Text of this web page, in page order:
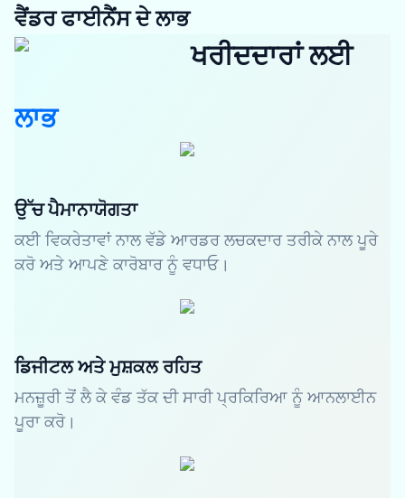
ਵੈਂਡਰ ਫਾਈਨੈਂਸ ਦੇ ਲਾਭ
ਖਰੀਦਦਾਰਾਂ ਲਈ
ਲਾਭ
ਉੱਚ ਪੈਮਾਨਾਯੋਗਤਾ
ਕਈ ਵਿਕਰੇਤਾਵਾਂ ਨਾਲ ਵੱਡੇ ਆਰਡਰ ਲਚਕਦਾਰ ਤਰੀਕੇ ਨਾਲ ਪੂਰੇ
ਕਰੋ ਅਤੇ ਆਪਣੇ ਕਾਰੋਬਾਰ ਨੂੰ ਵਧਾਓ।
ਡਿਜੀਟਲ ਅਤੇ ਮੁਸ਼ਕਲ ਰਹਿਤ
ਮਨਜ਼ੂਰੀ ਤੋਂ ਲੈ ਕੇ ਵੰਡ ਤੱਕ ਦੀ ਸਾਰੀ ਪ੍ਰਕਿਰਿਆ ਨੂੰ ਆਨਲਾਈਨ
ਪੂਰਾ ਕਰੋ।